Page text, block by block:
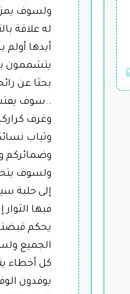
ولسوف
له علاقة
أيدها
يتشممون
بحثا عن
..سوف
وغرف
وثياب
وضمائركم
ولسوف
إلى حلبة
فيها
يحكم
الجميع
كل أخطاء
يوفدون